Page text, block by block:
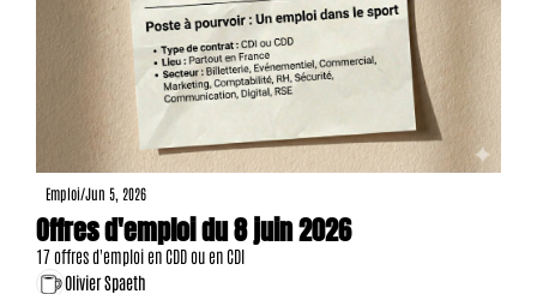
Emploi/Jun 5, 2026
Offres d'emploi du 8 juin 2026
17 offres d'emploi en CDD ou en CDI
Olivier Spaeth